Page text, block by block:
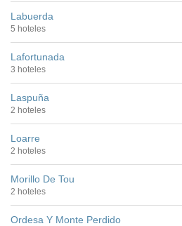
Labuerda
5 hoteles
Lafortunada
3 hoteles
Laspuña
2 hoteles
Loarre
2 hoteles
Morillo De Tou
2 hoteles
Ordesa Y Monte Perdido